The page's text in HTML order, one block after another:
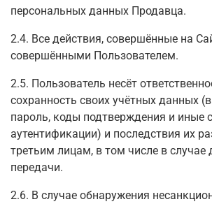
персональных данных Продавца.
2.4. Все действия, совершённые на
совершёнными Пользователем.
2.5. Пользователь несёт
сохранность своих учётных данных
пароль, коды подтверждения и иные
аутентификации) и последствия их
третьим лицам, в том числе в случае
передачи.
2.6. В случае обнаружения